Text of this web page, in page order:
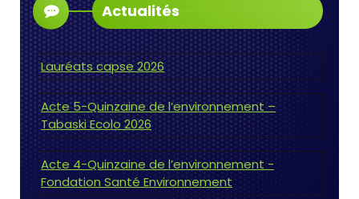
Actualités
Lauréats capse 2026
Acte 5-Quinzaine de l’environnement –
Tabaski Ecolo 2026
Acte 4-Quinzaine de l’environnement -
Fondation Santé Environnement